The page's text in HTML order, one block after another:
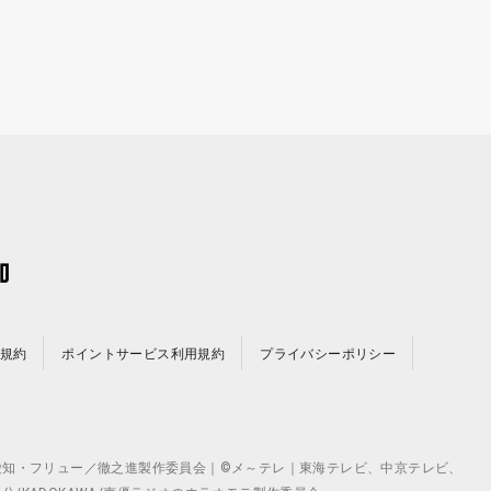
約 ポイントサービス利用規約 プライバシーポリシー
フリュー／徹之進製作委員会｜©メ～テレ｜東海テレビ、中京テレビ、